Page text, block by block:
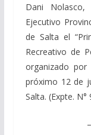
Dani
Ejecutivo
de Salta el
Recreativo de
organizado por
próximo 12 de
Salta. (Expte.